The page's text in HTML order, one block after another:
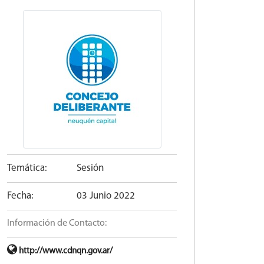
Temática: Sesión
Fecha: 03 Junio 2022
Información de Contacto:
http://www.cdnqn.gov.ar/